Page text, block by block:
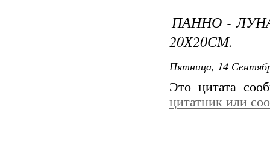
ПАННО -
20Х20СМ.
Пятница, 14
Это цитата
цитатник или